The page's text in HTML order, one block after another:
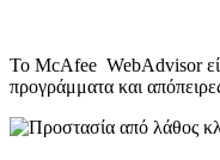
Το McAfee WebAdvisor
προγράμματα και